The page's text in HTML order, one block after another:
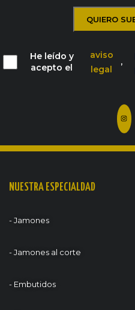
He leído y
acepto el
aviso
legal
,
NUESTRA ESPECIALDAD
- Jamones
- Jamones al corte
- Embutidos